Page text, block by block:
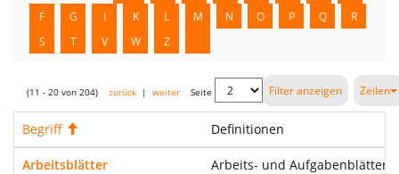
F
G I K L M N O P Q
R
S
T V W Z
(11 - 20 von 204) zurück | weiter Seite Filter anzeigen Zeilen
Begriff Definitionen
Arbeitsblätter Arbeits- und Aufgabenblätter